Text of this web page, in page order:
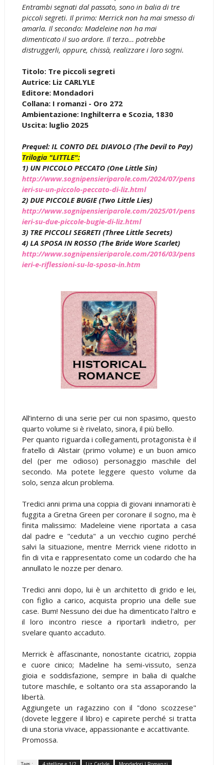
Entrambi segnati dal passato, sono in balia di tre
piccoli segreti. Il primo: Merrick non ha mai smesso di
amarla. Il secondo: Madeleine non ha mai
dimenticato il suo ardore. Il terzo… potrebbe
distruggerli, oppure, chissà, realizzare i loro sogni.
Titolo: Tre piccoli segreti
Autrice: Liz CARLYLE
Editore: Mondadori
Collana: I romanzi - Oro 272
Ambientazione: Inghilterra e Scozia, 1830
Uscita: luglio 2025
Prequel: IL CONTO DEL DIAVOLO (The Devil to Pay)
Trilogia "LITTLE":
1) UN PICCOLO PECCATO (One Little Sin)
http://www.sognipensieriparole.com/2024/07/pens
ieri-su-un-piccolo-peccato-di-liz.html
2) DUE PICCOLE BUGIE (Two Little Lies)
http://www.sognipensieriparole.com/2025/01/pens
ieri-su-due-piccole-bugie-di-liz.html
3) TRE PICCOLI SEGRETI (Three Little Secrets)
4) LA SPOSA IN ROSSO (The Bride Wore Scarlet)
http://www.sognipensieriparole.com/2016/03/pens
ieri-e-riflessioni-su-la-sposa-in.htm
All’interno di una serie per cui non spasimo, questo
quarto volume si è rivelato, sinora, il più bello.
Per quanto riguarda i collegamenti, protagonista è il
fratello di Alistair (primo volume) e un buon amico
del (per me odioso) personaggio maschile del
secondo. Ma potete leggere questo volume da
solo, senza alcun problema.
Tredici anni prima una coppia di giovani innamorati è
fuggita a Gretna Green per coronare il sogno, ma è
finita malissimo: Madeleine viene riportata a casa
dal padre e "ceduta" a un vecchio cugino perché
salvi la situazione, mentre Merrick viene ridotto in
fin di vita e rappresentato come un codardo che ha
annullato le nozze per denaro.
Tredici anni dopo, lui è un architetto di grido e lei,
con figlio a carico, acquista proprio una delle sue
case. Bum! Nessuno dei due ha dimenticato l'altro e
il loro incontro riesce a riportarli indietro, per
svelare quanto accaduto.
Merrick è affascinante, nonostante cicatrici, zoppia
e cuore cinico; Madeline ha semi-vissuto, senza
gioia e soddisfazione, sempre in balia di qualche
tutore maschile, e soltanto ora sta assaporando la
libertà.
Aggiungete un ragazzino con il "dono scozzese"
(dovete leggere il libro) e capirete perché si tratta
di una storia vivace, appassionante e accattivante.
Promossa.